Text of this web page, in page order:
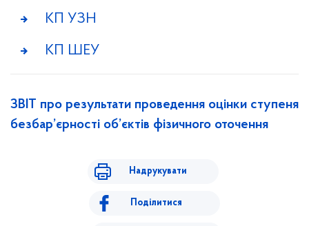
КП УЗН
КП ШЕУ
ЗВІТ про результати проведення оцінки ступеня
безбар’єрності об’єктів фізичного оточення
Надрукувати
Поділитися